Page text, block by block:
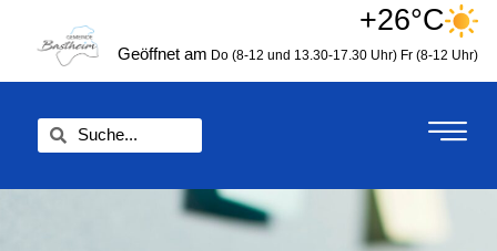
springen
+26°C
Geöffnet am Do (8-12 und 13.30-17.30 Uhr) Fr (8-12 Uhr)